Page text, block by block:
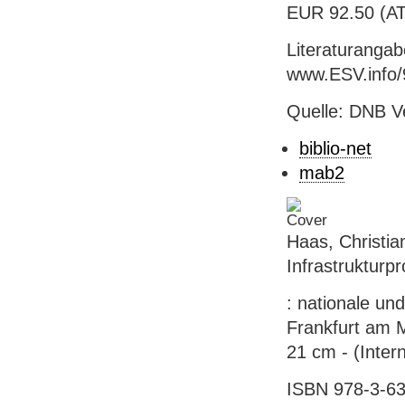
EUR 92.50
Quelle: DNB
biblio-net
mab2
Haas,
: nationale
Frankfurt am
21 cm -
ISBN 978-3-